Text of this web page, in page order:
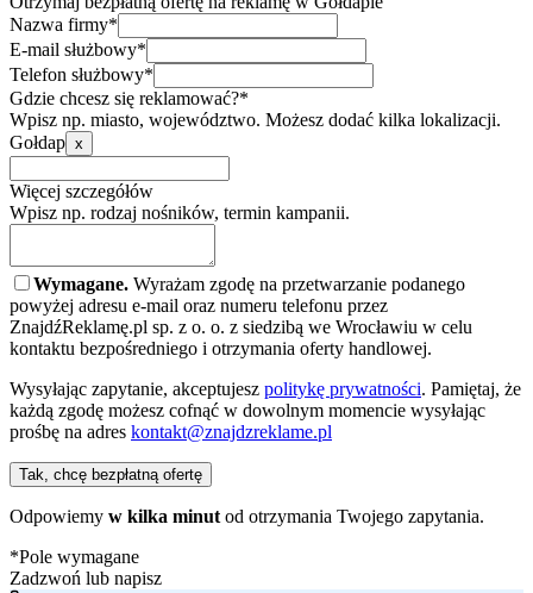
Nazwa firmy*
E-mail służbowy*
Telefon służbowy*
Gdzie chcesz się reklamować?*
Wpisz np. miasto, województwo. Możesz dodać kilka lokalizacji.
Gołdap x
Więcej szczegółów
Wpisz np. rodzaj nośników, termin kampanii.
Wymagane. Wyrażam zgodę na przetwarzanie podanego
powyżej adresu e-mail oraz numeru telefonu przez
ZnajdźReklamę.pl sp. z o. o. z siedzibą we Wrocławiu w celu
kontaktu bezpośredniego i otrzymania oferty handlowej.
Wysyłając zapytanie, akceptujesz politykę prywatności. Pamiętaj, że
każdą zgodę możesz cofnąć w dowolnym momencie wysyłając
prośbę na adres kontakt@znajdzreklame.pl
Tak, chcę bezpłatną ofertę
Odpowiemy w kilka minut od otrzymania Twojego zapytania.
*Pole wymagane
Zadzwoń lub napisz